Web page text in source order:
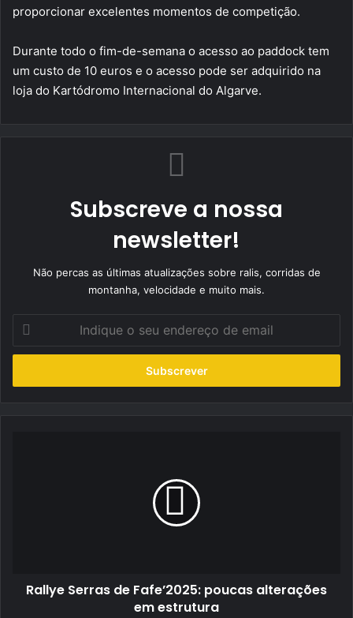
proporcionar excelentes momentos de competição.
Durante todo o fim-de-semana o acesso ao paddock tem
um custo de 10 euros e o acesso pode ser adquirido na
loja do Kartódromo Internacional do Algarve.
Subscreve a nossa
newsletter!
Não percas as últimas atualizações sobre ralis, corridas de
montanha, velocidade e muito mais.
seu
de
Rallye Serras de Fafe’2025: poucas alterações
em estrutura